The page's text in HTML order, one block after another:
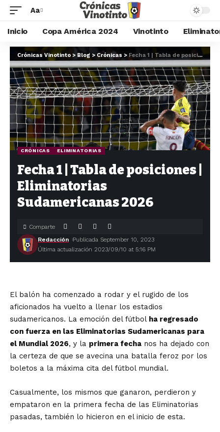
Aa
Inicio Copa América 2024 Vinotinto
Crónicas Vinotinto > Blog > Crónicas > Fecha 1 | Tabla de posiciones | Eliminatorias Sudamericanas 2026
CRÓNICAS ELIMINATORIAS
Fecha 1 | Tabla de posiciones |
Eliminatorias
Sudamericanas 2026
Última actualización 2023/09/10 at 5:16 PM
Redacción Publicada September 10, 2023
Comparte
El balón ha comenzado a rodar y el rugido de los
aficionados ha vuelto a llenar los estadios
sudamericanos. La emoción del fútbol ha regresado
con fuerza en las Eliminatorias Sudamericanas para
el Mundial 2026, y la primera fecha nos ha dejado con
la certeza de que se avecina una batalla feroz por los
boletos a la máxima cita del fútbol mundial.
Casualmente, los mismos que ganaron, perdieron y
empataron en la primera fecha de las Eliminatorias
pasadas, también lo hicieron en el inicio de esta.